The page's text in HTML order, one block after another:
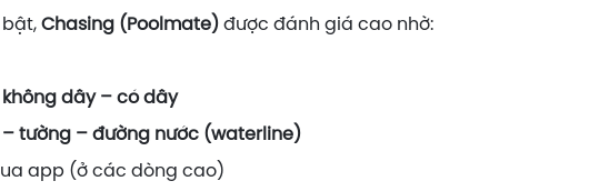
bật, Chasing (Poolmate) được đánh giá cao nhờ:
dây – có dây
tường – đường nước (waterline)
app (ở các dòng cao)